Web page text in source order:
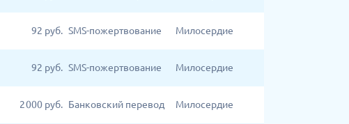
92 руб. SMS-пожертвование Милосердие
92 руб. SMS-пожертвование Милосердие
2 000 руб. Банковский перевод Милосердие